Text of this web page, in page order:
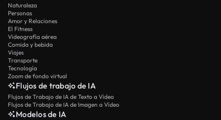
Naturaleza
Personas
Amor y Relaciones
El Fitness
Videografía aérea
Comida y bebida
Viajes
Transporte
Tecnología
Zoom de fondo virtual
Flujos de trabajo de IA
Flujos de Trabajo de IA de Texto a Vídeo
Flujos de Trabajo de IA de Imagen a Vídeo
Modelos de IA